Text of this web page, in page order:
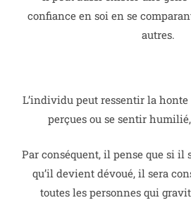
confiance en soi en se
autres.
L’individu peut ressentir la
perçues ou se sentir
Par conséquent, il pense que si il
qu’il devient dévoué, il sera
toutes les personnes qui